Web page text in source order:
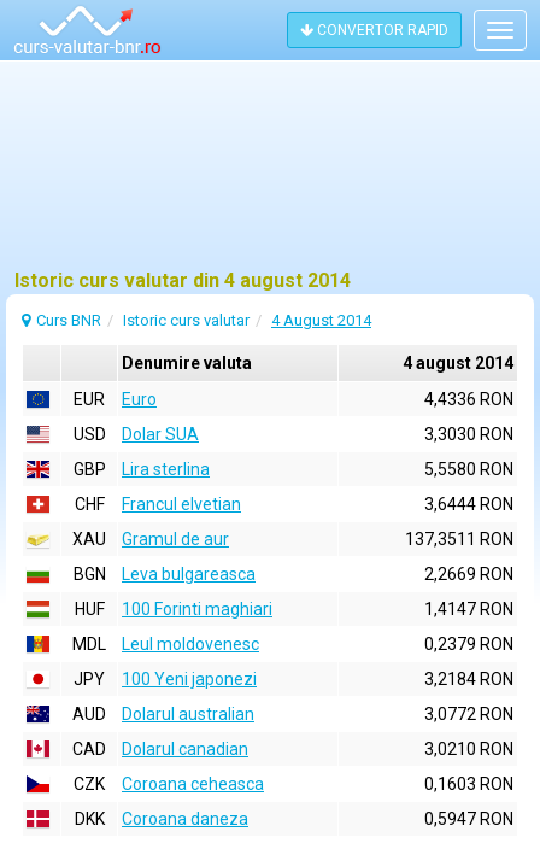
CONVERTOR RAPID
Istoric curs valutar din 4 august 2014
Curs BNR Istoric curs valutar 4 August 2014
Denumire valuta
4 august 2014
EUR
Euro
4,4336 RON
USD
Dolar SUA
3,3030 RON
GBP
Lira sterlina
5,5580 RON
CHF
Francul elvetian
3,6444 RON
XAU
Gramul de aur
137,3511 RON
BGN
Leva bulgareasca
2,2669 RON
HUF
100 Forinti maghiari
1,4147 RON
MDL
Leul moldovenesc
0,2379 RON
JPY
100 Yeni japonezi
3,2184 RON
AUD
Dolarul australian
3,0772 RON
CAD
Dolarul canadian
3,0210 RON
CZK
Coroana ceheasca
0,1603 RON
DKK
Coroana daneza
0,5947 RON